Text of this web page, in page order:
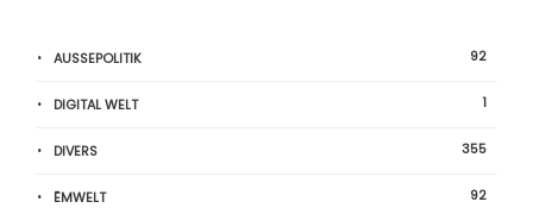
AUSSEPOLITIK 92
DIGITAL WELT 1
DIVERS 355
ËMWELT 92